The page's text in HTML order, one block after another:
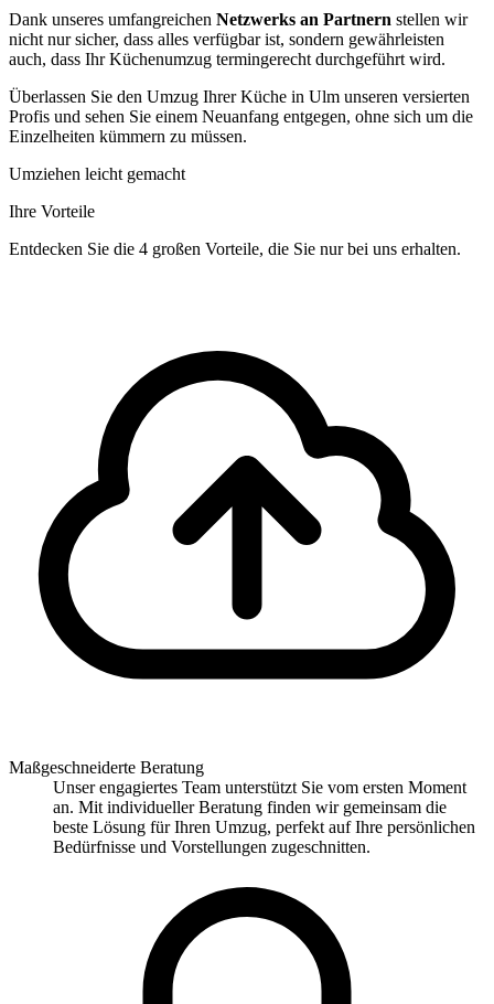
Dank unseres umfangreichen Netzwerks an Partnern stellen wir
nicht nur sicher, dass alles verfügbar ist, sondern gewährleisten
auch, dass Ihr Küchenumzug termingerecht durchgeführt wird.
Überlassen Sie den Umzug Ihrer Küche in Ulm unseren versierten
Profis und sehen Sie einem Neuanfang entgegen, ohne sich um die
Einzelheiten kümmern zu müssen.
Umziehen leicht gemacht
Ihre Vorteile
Entdecken Sie die 4 großen Vorteile, die Sie nur bei uns erhalten.
Maßgeschneiderte Beratung
Unser engagiertes Team unterstützt Sie vom ersten Moment
an. Mit individueller Beratung finden wir gemeinsam die
beste Lösung für Ihren Umzug, perfekt auf Ihre persönlichen
Bedürfnisse und Vorstellungen zugeschnitten.